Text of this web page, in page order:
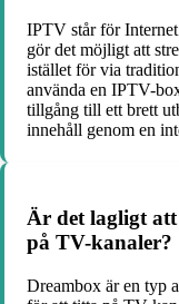
IPTV står för
gör det möjligt att
istället för via
använda en IPTV-
tillgång till ett brett
innehåll genom en
Är det lagligt
på TV-kanaler?
Dreambox är en typ